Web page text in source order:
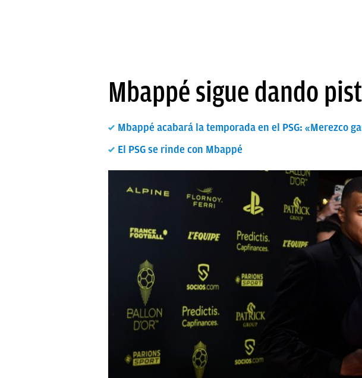
PAPARAZZI
OKDIARIO
Mbappé sigue dando
Mbappé acabará la temporada en el PSG: «Merezco
El PSG se rinde con Mbappé